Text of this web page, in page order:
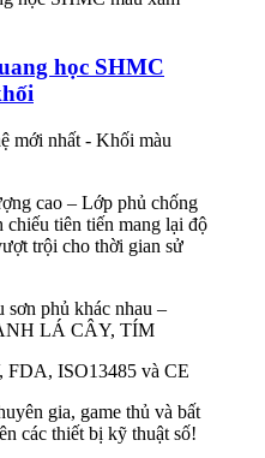
học SHMC
mới nhất - Khối màu
cao – Lớp phủ chống
chiếu tiên tiến mang lại độ
trội cho thời gian sử
phủ khác nhau –
LÁ CÂY, TÍM
FDA, ISO13485 và CE
gia, game thủ và bất
các thiết bị kỹ thuật số!